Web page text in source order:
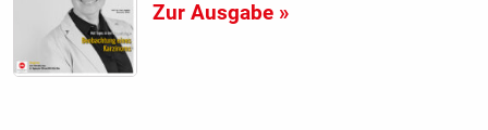
Zur Ausgabe »